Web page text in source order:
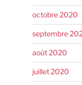
octobre 2020
septembre
août 2020
juillet 2020